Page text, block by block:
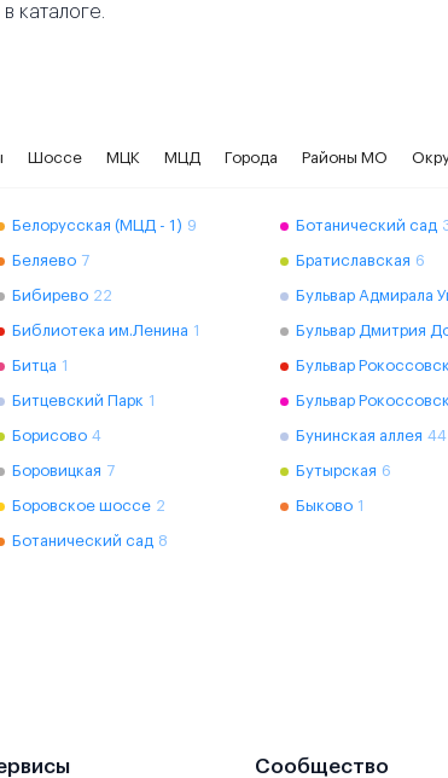
каталоге.
Шоссе МЦК МЦД Города Районы МО
Белорусская (МЦД - 1) 9
Беляево 7
Бибирево 22
Библиотека им.Ленина 1
Битца 1
Битцевский Парк 1
Борисово 4
Боровицкая 7
Боровское шоссе 2
Ботанический сад 8
Ботанический сад
Братиславская 6
Бульвар Адмирала
Бульвар Дмитрия
Бульвар
Бульвар
Бунинская аллея 44
Бутырская 6
Быково 1
Сообщество